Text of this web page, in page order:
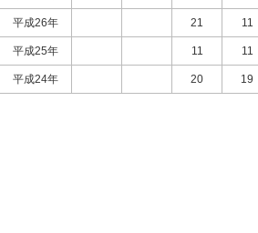
平成26年 21 11
平成25年 11 11
平成24年 20 19